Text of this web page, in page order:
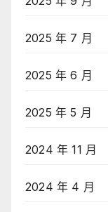
2025 年 7 月
2025 年 6 月
2025 年 5 月
2024 年 11 月
2024 年 4 月